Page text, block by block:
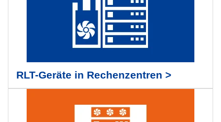
RLT-Geräte in Rechenzentren >